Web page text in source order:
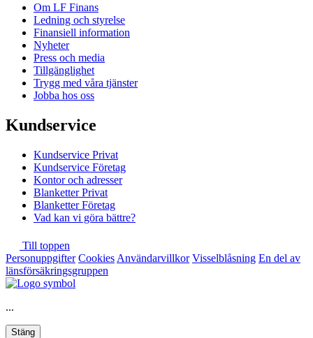
Om LF Finans
Ledning och styrelse
Finansiell information
Nyheter
Press och media
Tillgänglighet
Trygg med våra tjänster
Jobba hos oss
Kundservice
Kundservice Privat
Kundservice Företag
Kontor och adresser
Blanketter Privat
Blanketter Företag
Vad kan vi göra bättre?
Till toppen
Personuppgifter Cookies Användarvillkor Visselblåsning En del av
länsförsäkringsgruppen
...
Stäng